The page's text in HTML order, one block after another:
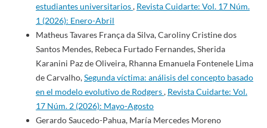
estudiantes universitarios, Revista Cuidarte: Vol. 17 Núm.
1 (2026): Enero-Abril
Matheus Tavares França da Silva, Caroliny Cristine dos
Santos Mendes, Rebeca Furtado Fernandes, Sherida
Karanini Paz de Oliveira, Rhanna Emanuela Fontenele Lima
de Carvalho,Segunda víctima: análisis del concepto basado
en el modelo evolutivo de Rodgers, Revista Cuidarte: Vol.
17 Núm. 2 (2026): Mayo-Agosto
Gerardo Saucedo-Pahua, María Mercedes Moreno